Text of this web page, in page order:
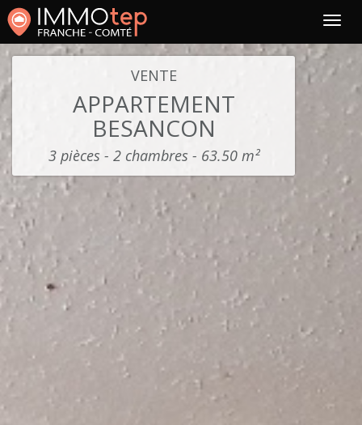
VENTE
APPARTEMENT
BESANCON
3 pièces - 2 chambres - 63.50 m²